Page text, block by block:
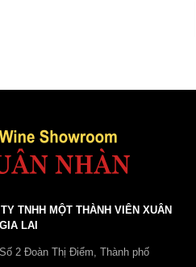
TNHH MỘT THÀNH VIÊN XUÂN
LAI
Số 2 Đoàn Thị Điểm, Thành phố